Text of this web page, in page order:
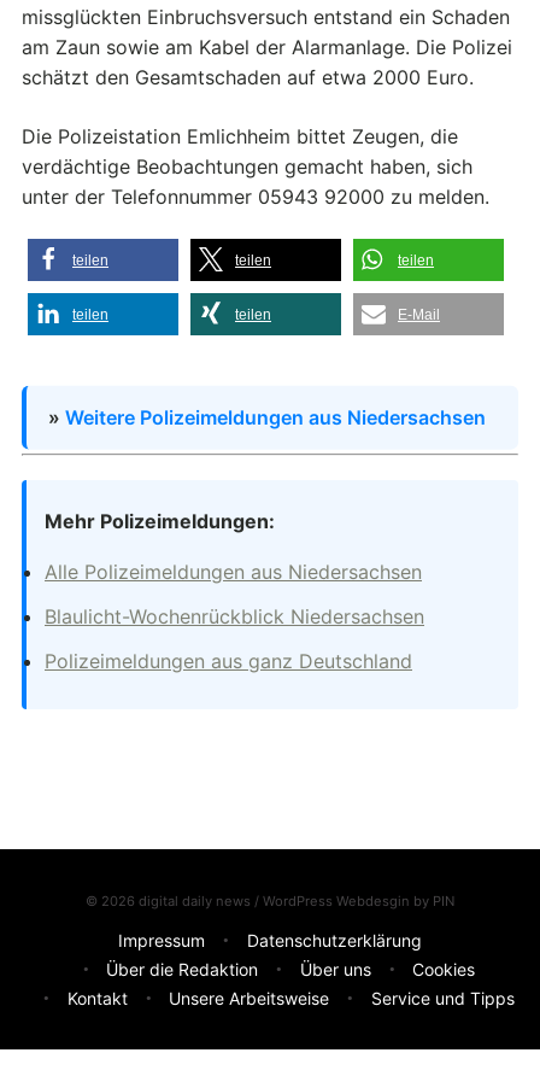
missglückten Einbruchsversuch entstand ein Schaden
am Zaun sowie am Kabel der Alarmanlage. Die Polizei
schätzt den Gesamtschaden auf etwa 2000 Euro.
Die Polizeistation Emlichheim bittet Zeugen, die
verdächtige Beobachtungen gemacht haben, sich
unter der Telefonnummer 05943 92000 zu melden.
teilen teilen teilen
teilen teilen E-Mail
» Weitere Polizeimeldungen aus Niedersachsen
Mehr Polizeimeldungen:
Alle Polizeimeldungen aus Niedersachsen
Blaulicht-Wochenrückblick Niedersachsen
Polizeimeldungen aus ganz Deutschland
© 2026 digital daily news / WordPress Webdesgin by PIN
Impressum
Datenschutzerklärung
Über die Redaktion
Über uns
Cookies
Kontakt
Unsere Arbeitsweise Service und Tipps